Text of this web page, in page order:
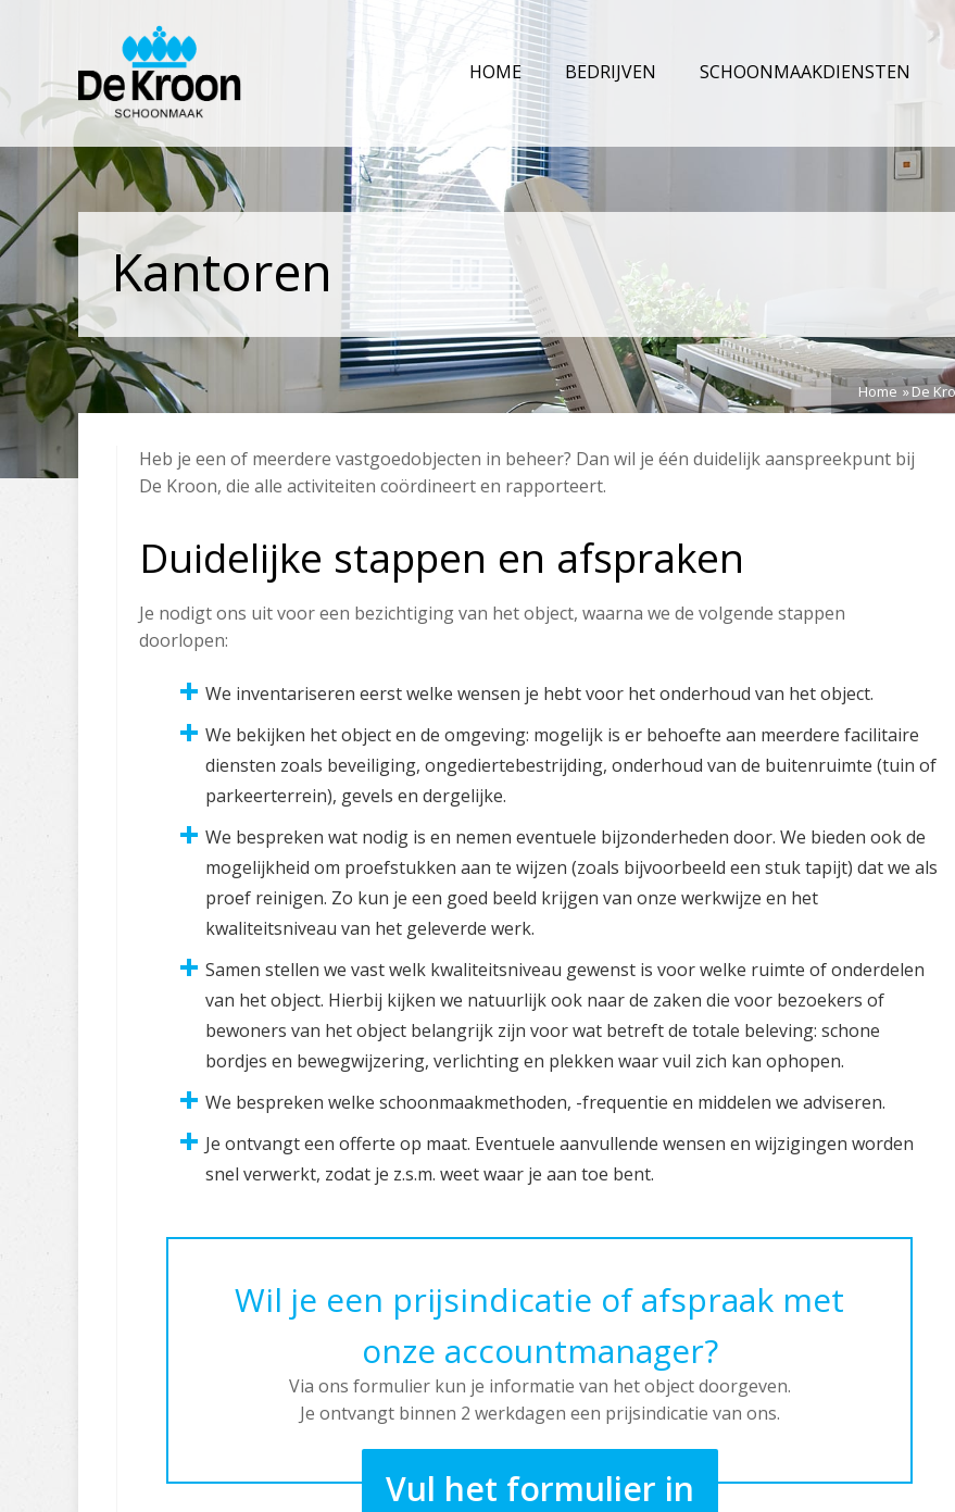
HOME BEDRIJVEN SCHOONMAAKDIENSTEN
Kantoren
Home De
Heb je een of meerdere vastgoedobjecten in beheer? Dan wil je één duidelijk aanspreekpunt bij
De Kroon, die alle activiteiten coördineert en rapporteert.
Duidelijke stappen en afspraken
Je nodigt ons uit voor een bezichtiging van het object, waarna we de volgende stappen
doorlopen:
We inventariseren eerst welke wensen je hebt voor het onderhoud van het object.
We bekijken het object en de omgeving: mogelijk is er behoefte aan meerdere facilitaire
diensten zoals beveiliging, ongediertebestrijding, onderhoud van de buitenruimte (tuin of
parkeerterrein), gevels en dergelijke.
We bespreken wat nodig is en nemen eventuele bijzonderheden door. We bieden ook de
mogelijkheid om proefstukken aan te wijzen (zoals bijvoorbeeld een stuk tapijt) dat we als
proef reinigen. Zo kun je een goed beeld krijgen van onze werkwijze en het
kwaliteitsniveau van het geleverde werk.
Samen stellen we vast welk kwaliteitsniveau gewenst is voor welke ruimte of onderdelen
van het object. Hierbij kijken we natuurlijk ook naar de zaken die voor bezoekers of
bewoners van het object belangrijk zijn voor wat betreft de totale beleving: schone
bordjes en bewegwijzering, verlichting en plekken waar vuil zich kan ophopen.
We bespreken welke schoonmaakmethoden, -frequentie en middelen we adviseren.
Je ontvangt een offerte op maat. Eventuele aanvullende wensen en wijzigingen worden
snel verwerkt, zodat je z.s.m. weet waar je aan toe bent.
Wil je een prijsindicatie of afspraak met
onze accountmanager?
Via ons formulier kun je informatie van het object doorgeven.
Je ontvangt binnen 2 werkdagen een prijsindicatie van ons.
Vul het formulier in